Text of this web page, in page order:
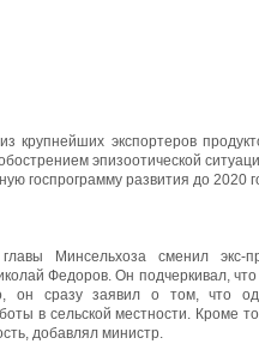
крупнейших экспортеров
эпизоотической
госпрограмму развития до 2020
Минсельхоза сменил экс-
Федоров. Он подчеркивал,
он сразу заявил о том, что
в сельской местности. Кроме
добавлял министр.